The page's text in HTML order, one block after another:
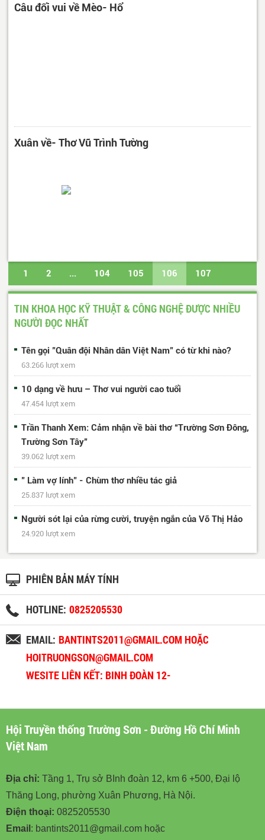
Câu đối vui về Mèo- Hổ
Xuân về- Thơ Vũ Trình Tường
1 2 ... 104 105 106 107
108 ... 487 488 Trang cuối
TIN KHOA HỌC KỸ THUẬT & CÔNG NGHỆ ĐƯỢC NHIỀU
NGƯỜI ĐỌC NHẤT
Tên gọi "Quân đội Nhân dân Việt Nam" có từ khi nào?
63.266 lượt xem
10 dạng về hưu – Thơ vui người cao tuổi
47.454 lượt xem
Trần Thanh Xem: Cảm nhận về bài thơ “Trường Sơn Đông,
Trường Sơn Tây”
39.062 lượt xem
" Làm vợ lính" - Chùm thơ nhiều tác giả
25.837 lượt xem
Người sót lại của rừng cười, truyện ngắn của Võ Thị Hảo
24.920 lượt xem
PHIÊN BẢN MÁY TÍNH
HOTLINE: 0825205530
EMAIL: BANTINTS2011@GMAIL.COM HOẶC
HOITRUONGSON@GMAIL.COM
WESITE LIÊN KẾT: BINH ĐOÀN 12-
Hội Truyền thống Trường Sơn - Đường Hồ Chí Minh
Việt Nam
Địa chỉ: Tầng 1, Trụ sở BInh đoàn 12, km 6 +500, Đại lộ
Thăng Long, phường Xuân Phương, Hà Nội.
Điện thoại: 0825205530
Email : bantints2011@gmail.com hoặc